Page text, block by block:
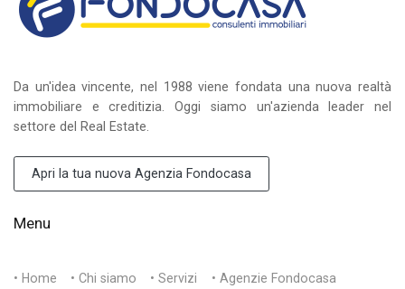
Da un'idea vincente, nel 1988 viene fondata una nuova realtà
immobiliare e creditizia. Oggi siamo un'azienda leader nel
settore del Real Estate.
Apri la tua nuova Agenzia Fondocasa
Menu
• Home • Chi siamo • Servizi • Agenzie Fondocasa